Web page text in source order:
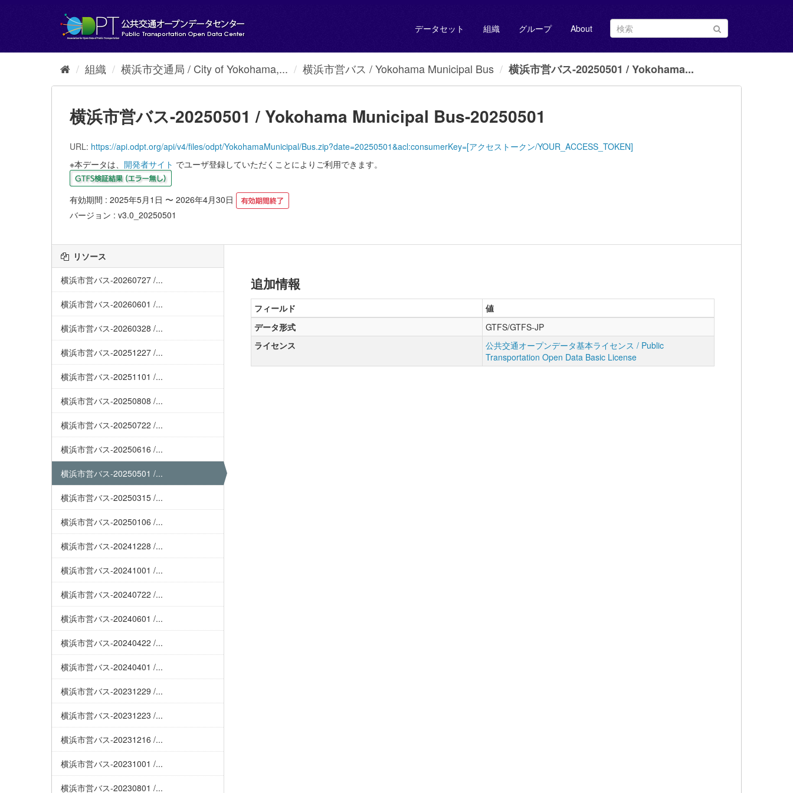
し
データセット 組織 グループ About
組織 横浜市交通局 / City of Yokohama,... 横浜市営バス / Yokohama Municipal Bus 横浜市営バス-20250501 / Yokohama...
横浜市営バス-20250501 / Yokohama Municipal Bus-20250501
URL: https://api.odpt.org/api/v4/files/odpt/YokohamaMunicipal/Bus.zip?date=20250501&acl:consumerKey=[アクセストークン/YOUR_ACCESS_TOKEN]
※本データは、 開発者サイト でユーザ登録していただくことによりご利用できます。
有効期間 : 2025年5月1日 〜 2026年4月30日
バージョン : v3.0_20250501
リソース
横浜市営バス-20260727 /...
横浜市営バス-20260601 /...
横浜市営バス-20260328 /...
横浜市営バス-20251227 /...
横浜市営バス-20251101 /...
横浜市営バス-20250808 /...
横浜市営バス-20250722 /...
横浜市営バス-20250616 /...
横浜市営バス-20250501 /...
横浜市営バス-20250315 /...
横浜市営バス-20250106 /...
横浜市営バス-20241228 /...
横浜市営バス-20241001 /...
横浜市営バス-20240722 /...
横浜市営バス-20240601 /...
横浜市営バス-20240422 /...
横浜市営バス-20240401 /...
横浜市営バス-20231229 /...
横浜市営バス-20231223 /...
横浜市営バス-20231216 /...
横浜市営バス-20231001 /...
横浜市営バス-20230801 /...
追加情報
フィールド
値
データ形式
GTFS/GTFS-JP
ライセンス
公共交通オープンデータ基本ライセンス / Public
Transportation Open Data Basic License